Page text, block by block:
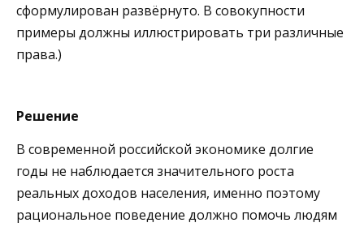
сформулирован развёрнуто. В совокупности
примеры должны иллюстрировать три различные
права.)
Решение
В современной российской экономике долгие
годы не наблюдается значительного роста
реальных доходов населения, именно поэтому
рациональное поведение должно помочь людям